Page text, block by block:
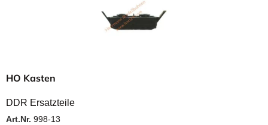
HO Kasten
DDR Ersatzteile
Art.Nr. 998-13